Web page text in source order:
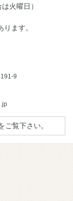
火曜日）
ます。
9
ご覧下さい。